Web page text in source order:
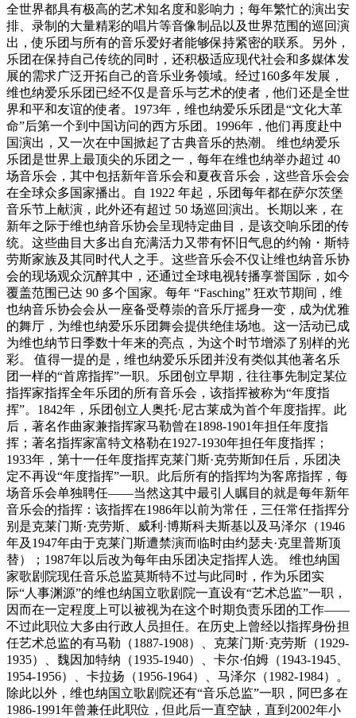
全世界都具有极高的艺术知名度和影响力；每年繁忙的演出安
排、录制的大量精彩的唱片等音像制品以及世界范围的巡回演
出，使乐团与所有的音乐爱好者能够保持紧密的联系。另外，
乐团在保持自己传统的同时，还积极适应现代社会和多媒体发
展的需求广泛开拓自己的音乐业务领域。经过160多年发展，
维也纳爱乐乐团已经不仅是音乐与艺术的使者，他们还是全世
界和平和友谊的使者。1973年，维也纳爱乐乐团是“文化大革
命”后第一个到中国访问的西方乐团。1996年，他们再度赴中
国演出，又一次在中国掀起了古典音乐的热潮。 维也纳爱乐
乐团是世界上最顶尖的乐团之一，每年在维也纳举办超过 40
场音乐会，其中包括新年音乐会和夏夜音乐会，这些音乐会会
在全球众多国家播出。自 1922 年起，乐团每年都在萨尔茨堡
音乐节上献演，此外还有超过 50 场巡回演出。长期以来，在
新年之际于维也纳音乐协会呈现特定曲目，是该交响乐团的传
统。这些曲目大多出自充满活力又带有怀旧气息的约翰・斯特
劳斯家族及其同时代人之手。这些音乐会不仅让维也纳音乐协
会的现场观众沉醉其中，还通过全球电视转播享誉国际，如今
覆盖范围已达 90 多个国家。每年 “Fasching” 狂欢节期间，维
也纳音乐协会会从一座备受尊崇的音乐厅摇身一变，成为优雅
的舞厅，为维也纳爱乐乐团舞会提供绝佳场地。这一活动已成
为维也纳节日季数十年来的亮点，为这个时节增添了别样的光
彩。 值得一提的是，维也纳爱乐乐团并没有类似其他著名乐
团一样的“首席指挥”一职。乐团创立早期，往往事先制定某位
指挥家指挥全年乐团的所有音乐会，该指挥被称为“年度指
挥”。1842年，乐团创立人奥托·尼古莱成为首个年度指挥。此
后，著名作曲家兼指挥家马勒曾在1898-1901年担任年度指
挥；著名指挥家富特文格勒在1927-1930年担任年度指挥；
1933年，第十一任年度指挥克莱门斯·克劳斯卸任后，乐团决
定不再设“年度指挥”一职。此后所有的指挥均为客席指挥，每
场音乐会单独聘任——当然这其中最引人瞩目的就是每年新年
音乐会的指挥：该指挥在1986年以前为常任，三任常任指挥分
别是克莱门斯·克劳斯、威利·博斯科夫斯基以及马泽尔（1946
年及1947年由于克莱门斯遭禁演而临时由约瑟夫·克里普斯顶
替）；1987年以后改为每年由乐团决定指挥人选。 维也纳国
家歌剧院现任音乐总监莫斯特不过与此同时，作为乐团实
际“人事渊源”的维也纳国立歌剧院一直设有“艺术总监”一职，
因而在一定程度上可以被视为在这个时期负责乐团的工作——
不过此职位大多由行政人员担任。在历史上曾经以指挥身份担
任艺术总监的有马勒（1887-1908）、克莱门斯·克劳斯（1929-
1935）、魏因加特纳（1935-1940）、卡尔·伯姆（1943-1945、
1954-1956）、卡拉扬（1956-1964）、马泽尔（1982-1984）。
除此以外，维也纳国立歌剧院还有“音乐总监”一职，阿巴多在
1986-1991年曾兼任此职位，但此后一直空缺，直到2002年小